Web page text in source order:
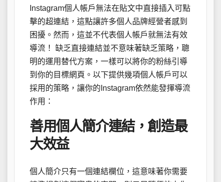
Instagram個人帳戶無法在貼文中直接插入可點
擊的超連結，這點讓許多個人品牌經營者感到
困擾。然而，這並不代表個人帳戶就無法有效
導流！ 缺乏直接連結並不意味著缺乏策略，聰
明的運用替代方案，一樣可以將你的粉絲引導
到你的目標網頁。以下提供幾項個人帳戶可以
採用的策略，讓你的Instagram依然能發揮導流
作用：
善用個人簡介連結，創造最
大效益
個人簡介只有一個連結欄位，這意味著你需要